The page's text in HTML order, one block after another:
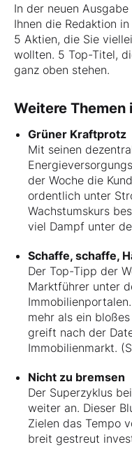
In der neuen
Ihnen die Redaktion
5 Aktien, die Sie
wollten. 5 Top-Titel,
ganz oben stehen.
Weitere Themen
Grüner Kraftprotz
Mit seinen
der Woche die
ordentlich unter
Wachstumskurs
viel Dampf unter
Schaffe, schaffe,
Der Top-Tipp der
Marktführer unter
mehr als ein
greift nach der
Immobilienmarkt.
Nicht zu bremsen
Der Superzyklus
weiter an. Dieser
Zielen das Tempo
breit gestreut